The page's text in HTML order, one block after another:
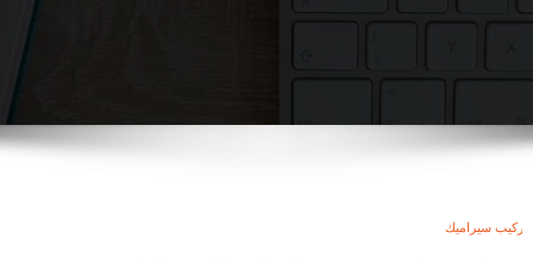
تركيب سيراميك